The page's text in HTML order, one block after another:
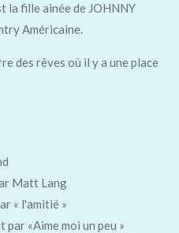
la fille ainée de JOHNNY
Américaine.
des rêves où il y a une place
Matt Lang
« l'amitié »
«Aime moi un peu »